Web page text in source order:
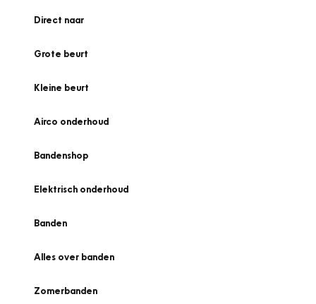
Direct naar
Grote beurt
Kleine beurt
Airco onderhoud
Bandenshop
Elektrisch onderhoud
Banden
Alles over banden
Zomerbanden